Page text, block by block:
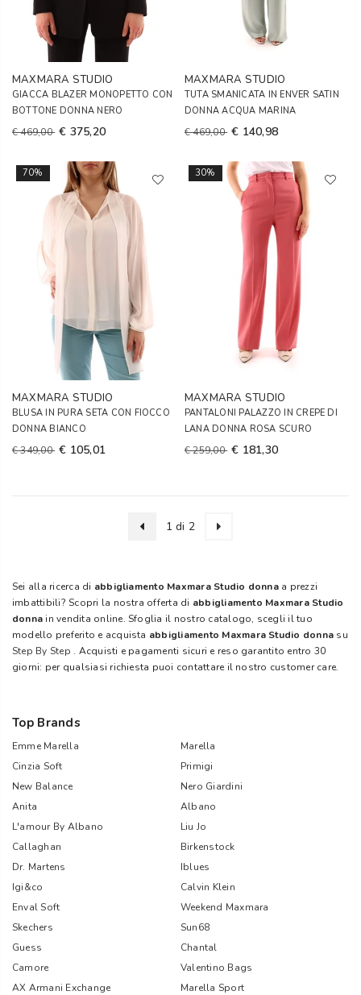
MAXMARA STUDIO
GIACCA BLAZER MONOPETTO CON
BOTTONE DONNA NERO
€ 469,00 € 375,20
MAXMARA STUDIO
TUTA SMANICATA IN ENVER SATIN
DONNA ACQUA MARINA
€ 469,00 € 140,98
70%
MAXMARA STUDIO
BLUSA IN PURA SETA CON FIOCCO
DONNA BIANCO
€ 349,00 € 105,01
30%
MAXMARA STUDIO
PANTALONI PALAZZO IN CREPE DI
LANA DONNA ROSA SCURO
€ 259,00 € 181,30
1 di 2
Sei alla ricerca di abbigliamento Maxmara Studio donna a prezzi
imbattibili? Scopri la nostra offerta di abbigliamento Maxmara Studio
donna in vendita online. Sfoglia il nostro catalogo, scegli il tuo
modello preferito e acquista abbigliamento Maxmara Studio donna su
Step By Step . Acquisti e pagamenti sicuri e reso garantito entro 30
giorni: per qualsiasi richiesta puoi contattare il nostro customer care.
Top Brands
Emme Marella
Marella
Cinzia Soft
Primigi
New Balance
Nero Giardini
Anita
Albano
L'amour By Albano
Liu Jo
Callaghan
Birkenstock
Dr. Martens
Iblues
Igi&co
Calvin Klein
Enval Soft
Weekend Maxmara
Skechers
Sun68
Guess
Chantal
Camore
Valentino Bags
AX Armani Exchange
Marella Sport